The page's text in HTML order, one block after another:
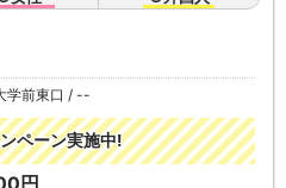
学前東口
--
ペーン実施中!